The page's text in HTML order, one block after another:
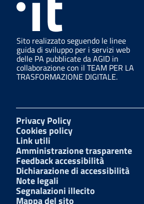
Sito realizzato seguendo le linee
guida di sviluppo per i servizi web
delle PA pubblicate da AGID in
collaborazione con il TEAM PER LA
TRASFORMAZIONE DIGITALE.
Privacy Policy
Cookies policy
Link utili
Amministrazione trasparente
Feedback accessibilità
Dichiarazione di accessibilità
Note legali
Segnalazioni illecito
Mappa del sito